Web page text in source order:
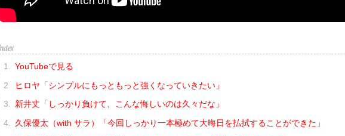
YouTubeで見る
ヒロヤ「シンプルにもっともっと強くなっていきたい」
新井丈「しっかり負けて、こんな悔しいのは久々だな」
久保優太（with サラ）「今回しっかり一本極めて大晦日を払拭することができた」